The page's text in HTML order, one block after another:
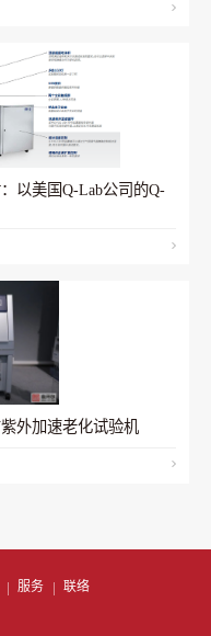
以美国Q-Lab公司的Q-
外加速老化试验机
服务 联络